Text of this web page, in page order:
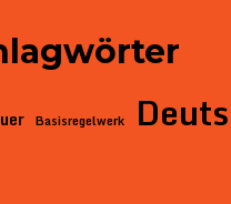
Basisregelwerk